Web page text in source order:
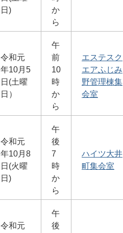
日)
か
ら
令和元
年10月5
日(土曜
日）
午
前
10
時
か
ら
エステスク
エアふじみ
野管理棟集
会室
令和元
年10月8
日(火曜
日)
午
後
7
時
か
ら
ハイツ大井
町集会室
令和元
午
後